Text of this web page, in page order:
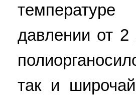
давлении от 2
так и